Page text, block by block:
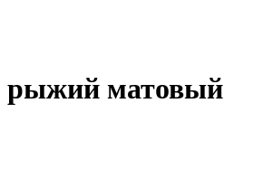
рыжий матовый